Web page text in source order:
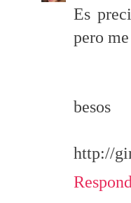
Es
pero
besos
http://